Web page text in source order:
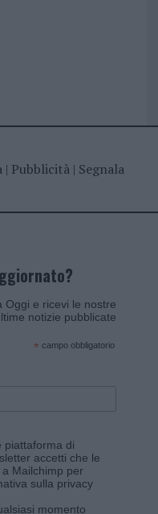
| Pubblicità| Segnala
Oggi e ricevi le nostre
notizie pubblicate
* campo obbligatorio
piattaforma di
accetti che le
Mailchimp per
sulla privacy
momento